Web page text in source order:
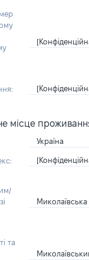
місце
Україна
Миколаївська
та